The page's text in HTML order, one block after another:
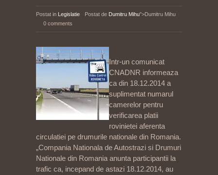
Postat in Legislatie Postat de Dumitru Mihu">Dumitru Mihu
0 comments
Intr-un comunicat
CNADNR informeaza
ca din 18.12.2014 a
suplimentat numarul
camerelor pentru
verificarea platii
rovinietei aferenta
circulatiei pe drumurile nationale din Romania.
„Compania Nationala de Autostrazi si Drumuri
Nationale din Romania anunta participantii la
trafic ca, incepand de astazi 18.12.2014, au